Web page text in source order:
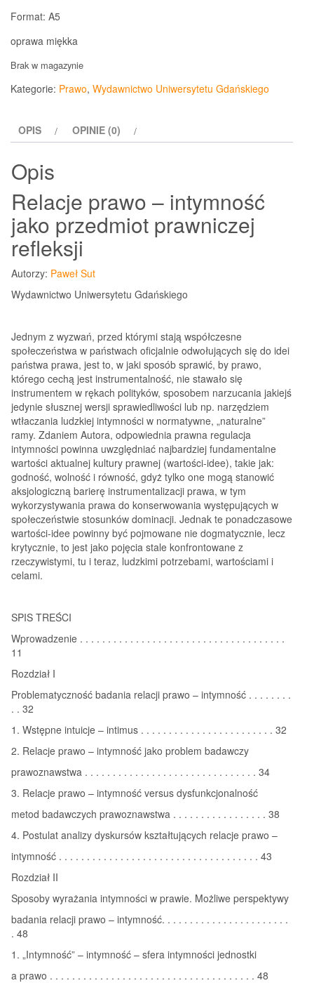
Format: A5
oprawa miękka
Brak w magazynie
Kategorie: Prawo, Wydawnictwo Uniwersytetu Gdańskiego
OPIS OPINIE (0)
Opis
Relacje prawo – intymność
jako przedmiot prawniczej
refleksji
Autorzy: Paweł Sut
Wydawnictwo Uniwersytetu Gdańskiego
Jednym z wyzwań, przed którymi stają współczesne
społeczeństwa w państwach oﬁcjalnie odwołujących się do idei
państwa prawa, jest to, w jaki sposób sprawić, by prawo,
którego cechą jest instrumentalność, nie stawało się
instrumentem w rękach polityków, sposobem narzucania jakiejś
jedynie słusznej wersji sprawiedliwości lub np. narzędziem
wtłaczania ludzkiej intymności w normatywne, „naturalne”
ramy. Zdaniem Autora, odpowiednia prawna regulacja
intymności powinna uwzględniać najbardziej fundamentalne
wartości aktualnej kultury prawnej (wartości-idee), takie jak:
godność, wolność i równość, gdyż tylko one mogą stanowić
aksjologiczną barierę instrumentalizacji prawa, w tym
wykorzystywania prawa do konserwowania występujących w
społeczeństwie stosunków dominacji. Jednak te ponadczasowe
wartości-idee powinny być pojmowane nie dogmatycznie, lecz
krytycznie, to jest jako pojęcia stale konfrontowane z
rzeczywistymi, tu i teraz, ludzkimi potrzebami, wartościami i
celami.
SPIS TREŚCI
Wprowadzenie . . . . . . . . . . . . . . . . . . . . . . . . . . . . . . . . . . . . .
11
Rozdział I
Problematyczność badania relacji prawo – intymność . . . . . . . .
. . 32
1. Wstępne intuicje – intimus . . . . . . . . . . . . . . . . . . . . . . . . 32
2. Relacje prawo – intymność jako problem badawczy
prawoznawstwa . . . . . . . . . . . . . . . . . . . . . . . . . . . . . . . 34
3. Relacje prawo – intymność versus dysfunkcjonalność
metod badawczych prawoznawstwa . . . . . . . . . . . . . . . . . 38
4. Postulat analizy dyskursów kształtujących relacje prawo –
intymność . . . . . . . . . . . . . . . . . . . . . . . . . . . . . . . . . . . . 43
Rozdział II
Sposoby wyrażania intymności w prawie. Możliwe perspektywy
badania relacji prawo – intymność. . . . . . . . . . . . . . . . . . . . . . .
. 48
1. „Intymność” – intymność – sfera intymności jednostki
a prawo . . . . . . . . . . . . . . . . . . . . . . . . . . . . . . . . . . . . . 48